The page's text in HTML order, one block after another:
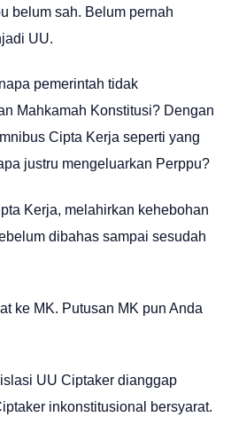
belum sah. Belum pernah
UU.
pemerintah tidak
Mahkamah Konstitusi? Dengan
Cipta Kerja seperti yang
justru mengeluarkan Perppu?
Kerja, melahirkan kehebohan
dibahas sampai sesudah
ke MK. Putusan MK pun Anda
UU Ciptaker dianggap
inkonstitusional bersyarat.